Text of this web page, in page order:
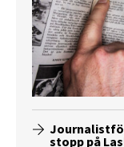
stopp på